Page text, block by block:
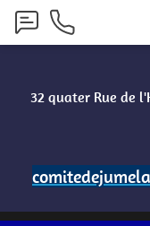
32 quater Rue de